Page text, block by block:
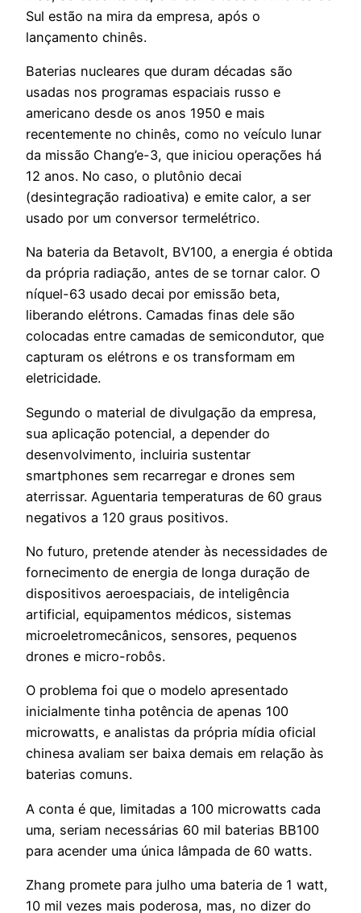
Sul estão na mira da empresa, após o
lançamento chinês.
Baterias nucleares que duram décadas são
usadas nos programas espaciais russo e
americano desde os anos 1950 e mais
recentemente no chinês, como no veículo lunar
da missão Chang’e-3, que iniciou operações há
12 anos. No caso, o plutônio decai
(desintegração radioativa) e emite calor, a ser
usado por um conversor termelétrico.
Na bateria da Betavolt, BV100, a energia é obtida
da própria radiação, antes de se tornar calor. O
níquel-63 usado decai por emissão beta,
liberando elétrons. Camadas finas dele são
colocadas entre camadas de semicondutor, que
capturam os elétrons e os transformam em
eletricidade.
Segundo o material de divulgação da empresa,
sua aplicação potencial, a depender do
desenvolvimento, incluiria sustentar
smartphones sem recarregar e drones sem
aterrissar. Aguentaria temperaturas de 60 graus
negativos a 120 graus positivos.
No futuro, pretende atender às necessidades de
fornecimento de energia de longa duração de
dispositivos aeroespaciais, de inteligência
artificial, equipamentos médicos, sistemas
microeletromecânicos, sensores, pequenos
drones e micro-robôs.
O problema foi que o modelo apresentado
inicialmente tinha potência de apenas 100
microwatts, e analistas da própria mídia oficial
chinesa avaliam ser baixa demais em relação às
baterias comuns.
A conta é que, limitadas a 100 microwatts cada
uma, seriam necessárias 60 mil baterias BB100
para acender uma única lâmpada de 60 watts.
Zhang promete para julho uma bateria de 1 watt,
10 mil vezes mais poderosa, mas, no dizer do